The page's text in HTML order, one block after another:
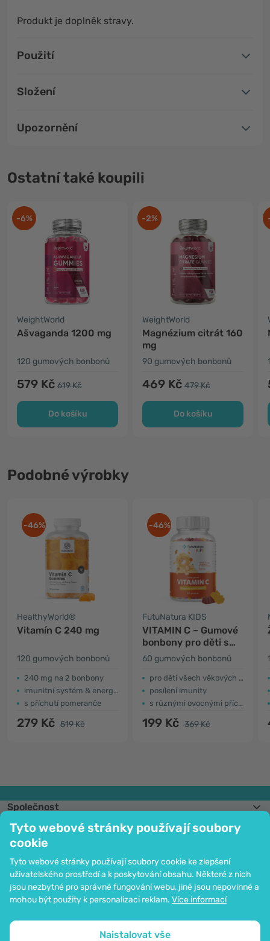
Tyto webové stránky používají soubory
cookie
Tyto webové stránky používají soubory cookie ke zlepšení
uživatelského prostředí a k poskytování obsahu. Některé z nich
jsou nezbytné pro správné fungování webu, jiné jsou nepovinné a
mohou být použity k personalizaci reklam. Více informací
Naistalovat vše
Produkt je doplněk stravy.
Použití
Složení
Upozornění
Ostatní také koupili
-6%
WeightWorld
Ašvaganda 1200 mg
120 gumových bonbonů
579 Kč 619 Kč
Do košíku
-2%
WeightWorld
Magnézium citrát 160
mg
90 gumových bonbonů
469 Kč 479 Kč
Do košíku
Podobné výrobky
-46%
HealthyWorld®
Vitamín C 240 mg
120 gumových bonbonů
240 mg na 2 bonbony
imunitní systém & energie
s příchutí pomeranče
279 Kč 519 Kč
-46%
FutuNatura KIDS
VITAMIN C – Gumové
bonbony pro děti s
vitamínem C
60 gumových bonbonů
pro děti všech věkových kategorií
posílení imunity
s různými ovocnými příchutěmi
199 Kč 369 Kč
Společnost
Informace
Připojte se k nám
Pomoc a objednávky
Možnost platby kartou. Ochrana osobních údajů zaručena pomocí šifrování
SSL.
Mapa stránek